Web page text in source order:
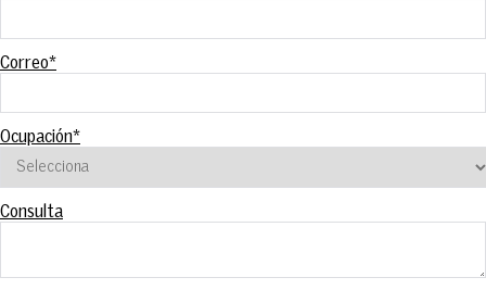
Correo*
Ocupación*
Consulta